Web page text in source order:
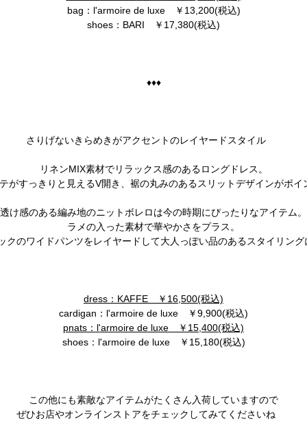
bag：l'armoire de luxe ￥13,200(税込)
shoes：BARI ￥17,380(税込)
♦♦♦
さりげないきらめきがアクセントのレイヤードスタイル
リネンMIX素材でリラックス感のあるロングドレス。
がすっきりと見えるV開き、裾の丸みのあるスリットデザインがポイ
透け感のある編み地のニットボレロは今の時期にぴったりなアイテム。
ラメの入った素材で華やかさをプラス。
クのワイドパンツをレイヤードして大人っぽい品のあるスタイリング
dress：KAFFE ￥16,500(税込)
cardigan：l'armoire de luxe ￥9,900(税込)
pnats：l'armoire de luxe ￥15,400(税込)
shoes：l'armoire de luxe ￥15,180(税込)
この他にも素敵なアイテムがたくさん入荷していますので
ぜひお店やオンラインストアをチェックしてみてくださいね